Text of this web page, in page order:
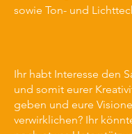
sowie Ton- und
Ihr habt Interesse den
und somit eurer
geben und eure
verwirklichen? Ihr